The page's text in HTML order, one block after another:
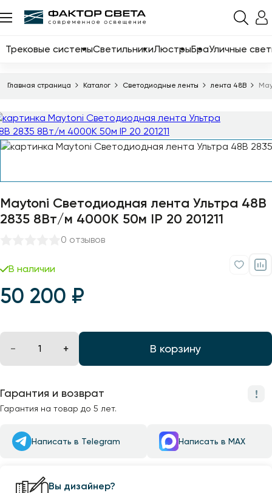
Трековые системыСветильникиЛюстрыБраУличные
Главная страница Каталог Светодиодные ленты лента 48B
Maytoni Светодиодная лента Ультра 48В
2835 8Вт/м 4000K 50м IP 20 201211
0 отзывов
В наличии
50 200 ₽
В корзину
Гарантия и возврат
Гарантия на товар до 5 лет.
Написать в Telegram Написать в MAX
Вы дизайнер?
Назад
Каталог
Люстры
Бра
Светодиодные ленты
Лампочки